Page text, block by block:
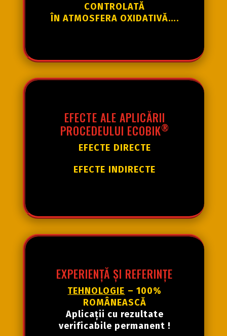
CONTROLATĂ
ÎN ATMOSFERA OXIDATIVĂ….
EFECTE ALE APLICĂRII
PROCEDEULUI ECOBIK®
EFECTE DIRECTE
EFECTE INDIRECTE
EXPERIENȚĂ ȘI REFERINȚE
TEHNOLOGIE – 100%
ROMÂNEASCĂ
Aplicații cu rezultate
verificabile permanent !